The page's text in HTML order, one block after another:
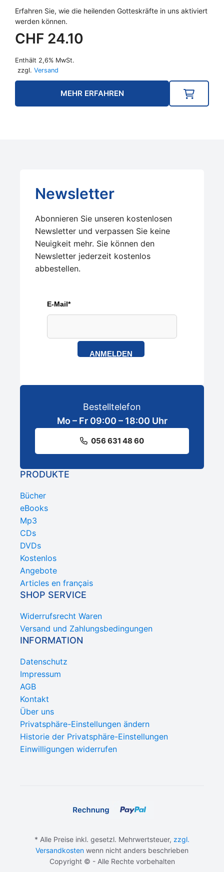
Erfahren Sie, wie die heilenden Gotteskräfte in uns aktiviert
werden können.
CHF 24.10
Enthält 2,6% MwSt.
zzgl. Versand
MEHR ERFAHREN
Newsletter
Abonnieren Sie unseren kostenlosen
Newsletter und verpassen Sie keine
Neuigkeit mehr. Sie können den
Newsletter jederzeit kostenlos
abbestellen.
E-Mail*
ANMELDEN
Bestelltelefon
Mo – Fr 09:00 – 18:00 Uhr
056 631 48 60
PRODUKTE
Bücher
eBooks
Mp3
CDs
DVDs
Kostenlos
Angebote
Articles en français
SHOP SERVICE
Widerrufsrecht Waren
Versand und Zahlungsbedingungen
INFORMATION
Datenschutz
Impressum
AGB
Kontakt
Über uns
Privatsphäre-Einstellungen ändern
Historie der Privatsphäre-Einstellungen
Einwilligungen widerrufen
* Alle Preise inkl. gesetzl. Mehrwertsteuer, zzgl.
Versandkosten wenn nicht anders beschrieben
Copyright © - Alle Rechte vorbehalten